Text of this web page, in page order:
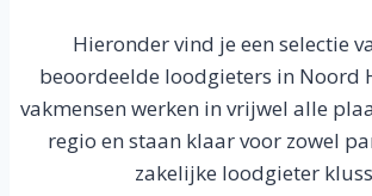
Hieronder vind je een selectie
beoordeelde loodgieters in Noord
vakmensen werken in vrijwel alle
regio en staan klaar voor zowel
zakelijke loodgieter